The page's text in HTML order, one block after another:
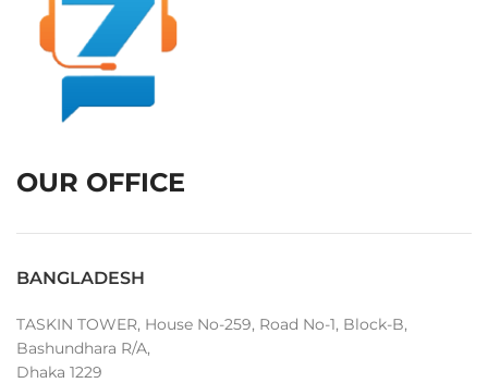
OUR OFFICE
BANGLADESH
TASKIN TOWER, House No-259, Road No-1, Block-B,
Bashundhara R/A,
Dhaka 1229